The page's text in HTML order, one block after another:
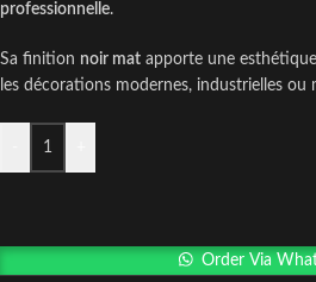
professionnelle.
Sa finition noir mat apporte une
les décorations modernes, industrielles ou
Order Via